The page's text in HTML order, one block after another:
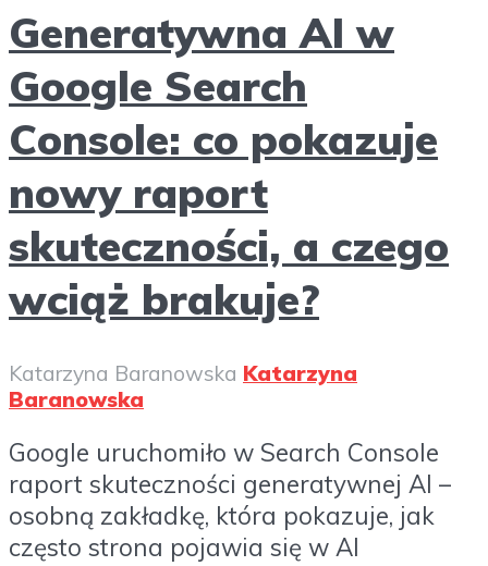
Generatywna AI w
Google Search
Console: co pokazuje
nowy raport
skuteczności, a czego
wciąż brakuje?
Katarzyna Baranowska Katarzyna
Baranowska
Google uruchomiło w Search Console
raport skuteczności generatywnej AI –
osobną zakładkę, która pokazuje, jak
często strona pojawia się w AI